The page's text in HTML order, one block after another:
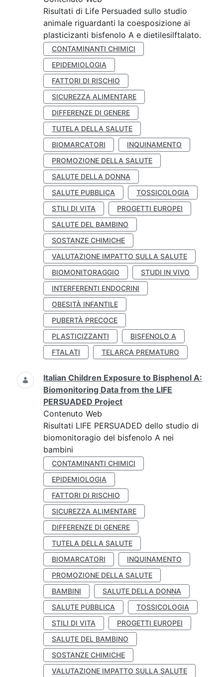
Risultati di Life Persuaded sullo studio
animale riguardanti la coesposizione ai
plasticizanti bisfenolo A e dietilesilftalato.
CONTAMINANTI CHIMICI
EPIDEMIOLOGIA
FATTORI DI RISCHIO
SICUREZZA ALIMENTARE
DIFFERENZE DI GENERE
TUTELA DELLA SALUTE
BIOMARCATORI
INQUINAMENTO
PROMOZIONE DELLA SALUTE
SALUTE DELLA DONNA
SALUTE PUBBLICA
TOSSICOLOGIA
STILI DI VITA
PROGETTI EUROPEI
SALUTE DEL BAMBINO
SOSTANZE CHIMICHE
VALUTAZIONE IMPATTO SULLA SALUTE
BIOMONITORAGGIO
STUDI IN VIVO
INTERFERENTI ENDOCRINI
OBESITÀ INFANTILE
PUBERTÀ PRECOCE
PLASTICIZZANTI
BISFENOLO A
FTALATI
TELARCA PREMATURO
Italian Children Exposure to Bisphenol A:
Biomonitoring Data from the LIFE
PERSUADED Project
Contenuto Web
Risultati LIFE PERSUADED dello studio di
biomonitoragio del bisfenolo A nei
bambini
CONTAMINANTI CHIMICI
EPIDEMIOLOGIA
FATTORI DI RISCHIO
SICUREZZA ALIMENTARE
DIFFERENZE DI GENERE
TUTELA DELLA SALUTE
BIOMARCATORI
INQUINAMENTO
PROMOZIONE DELLA SALUTE
BAMBINI
SALUTE DELLA DONNA
SALUTE PUBBLICA
TOSSICOLOGIA
STILI DI VITA
PROGETTI EUROPEI
SALUTE DEL BAMBINO
SOSTANZE CHIMICHE
VALUTAZIONE IMPATTO SULLA SALUTE